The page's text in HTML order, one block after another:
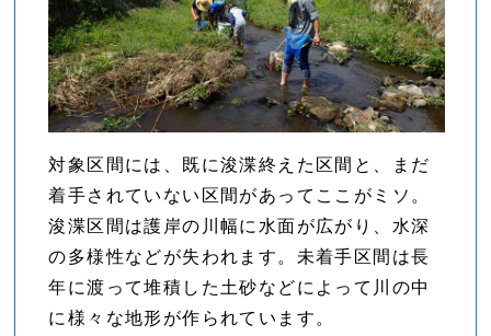
対象区間には、既に浚渫終えた区間と、まだ
着手されていない区間があってここがミソ。
浚渫区間は護岸の川幅に水面が広がり、水深
の多様性などが失われます。未着手区間は長
年に渡って堆積した土砂などによって川の中
に様々な地形が作られています。